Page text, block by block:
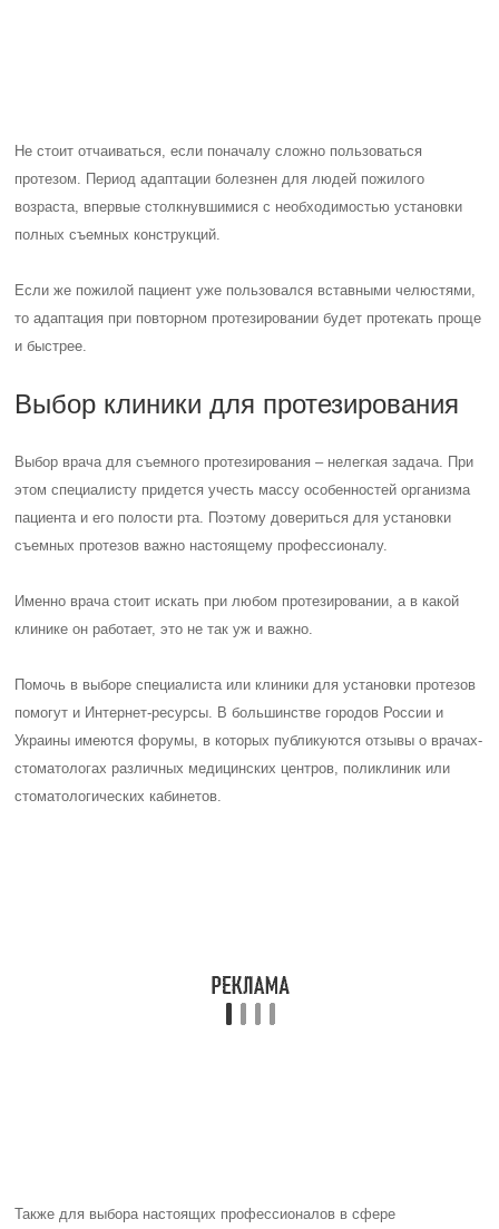
Не стоит отчаиваться, если поначалу сложно пользоваться
протезом. Период адаптации болезнен для людей пожилого
возраста, впервые столкнувшимися с необходимостью установки
полных съемных конструкций.
Если же пожилой пациент уже пользовался вставными челюстями,
то адаптация при повторном протезировании будет протекать проще
и быстрее.
Выбор клиники для протезирования
Выбор врача для съемного протезирования – нелегкая задача. При
этом специалисту придется учесть массу особенностей организма
пациента и его полости рта. Поэтому довериться для установки
съемных протезов важно настоящему профессионалу.
Именно врача стоит искать при любом протезировании, а в какой
клинике он работает, это не так уж и важно.
Помочь в выборе специалиста или клиники для установки протезов
помогут и Интернет-ресурсы. В большинстве городов России и
Украины имеются форумы, в которых публикуются отзывы о врачах-
стоматологах различных медицинских центров, поликлиник или
стоматологических кабинетов.
Также для выбора настоящих профессионалов в сфере